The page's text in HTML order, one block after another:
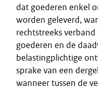
dat goederen enkel
worden geleverd,
rechtstreeks
goederen en de
belastingplichtige
sprake van een
wanneer tussen de